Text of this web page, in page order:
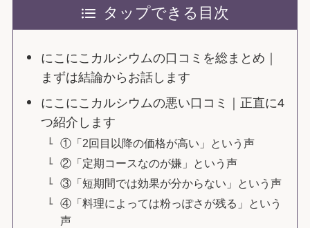
タップできる目次
にこにこカルシウムの口コミを総まとめ｜
まずは結論からお話します
にこにこカルシウムの悪い口コミ｜正直に4
つ紹介します
①「2回目以降の価格が高い」という声
②「定期コースなのが嫌」という声
③「短期間では効果が分からない」という声
④「料理によっては粉っぽさが残る」という
声